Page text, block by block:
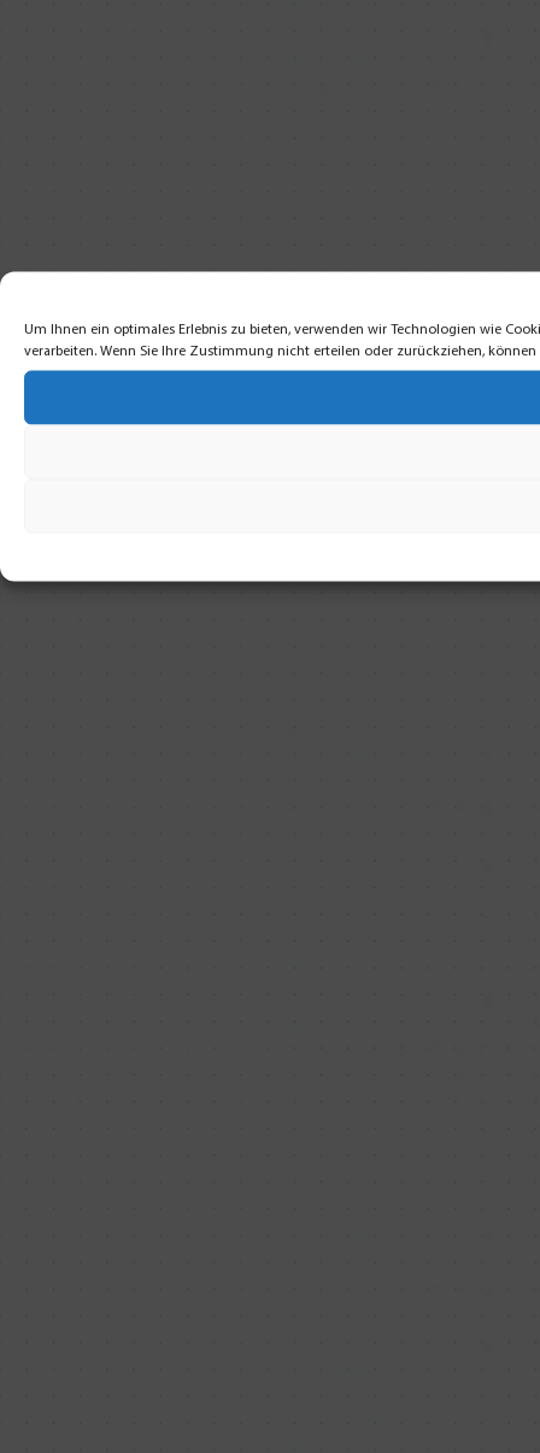
Um Ihnen ein optimales Erlebnis zu bieten, verwenden wir Technologien wie
verarbeiten. Wenn Sie Ihre Zustimmung nicht erteilen oder zurückziehen,